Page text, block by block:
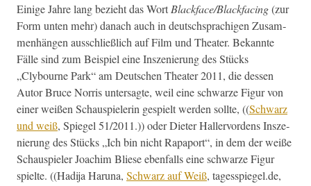
Einige Jahre lang bezieht das WortBlackface/Blackfacing(zur
Form unten mehr) danach auch in deutschsprachi­gen Zusam­
men­hän­gen auss­chließlich auf Film und The­ater. Bekan­nte
Fälle sind zum Beispiel eine Insze­nierung des Stücks
„Clybourne Park“ am Deutschen The­ater 2011, die dessen
Autor Bruce Nor­ris unter­sagte, weil eine schwarze Fig­ur von
ein­er weißen Schaus­pielerin gespielt wer­den sollte, ((Schwarz
und weiß, Spiegel 51/2011.)) oder Dieter Haller­vor­dens Insze­
nierung des Stücks „Ich bin nicht Rapa­port“, in dem der weiße
Schaus­piel­er Joachim Bliese eben­falls eine schwarze Fig­ur
spielte. ((Hadi­ja Haruna, Schwarz auf Weiß, tagesspiegel.de,